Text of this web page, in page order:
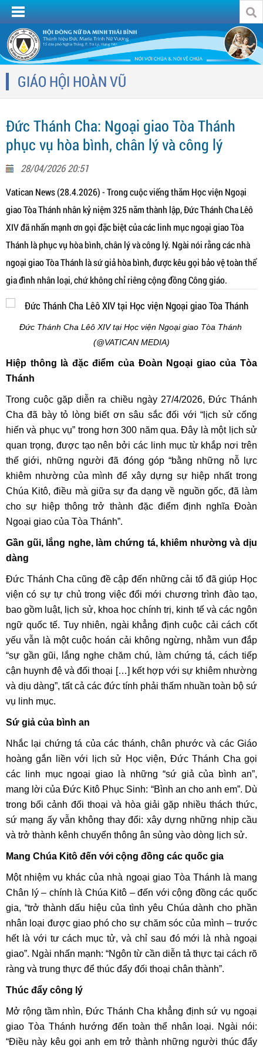
GIÁO HỘI HOÀN VŨ
Đức Thánh Cha: Ngoại giao Tòa Thánh
phục vụ hòa bình, chân lý và công lý
28/04/2026 20:51
Vatican News (28.4.2026) - Trong cuộc viếng thăm Học viện Ngoại
giao Tòa Thánh nhân kỷ niệm 325 năm thành lập, Đức Thánh Cha Lêô
XIV đã nhấn mạnh ơn gọi đặc biệt của các linh mục ngoại giao Tòa
Thánh là phục vụ hòa bình, chân lý và công lý. Ngài nói rằng các nhà
ngoại giao Tòa Thánh là sứ giả hòa bình, được kêu gọi bảo vệ toàn thể
gia đình nhân loại, chứ không chỉ riêng cộng đồng Công giáo.
Đức Thánh Cha Lêô XIV tại Học viện Ngoại giao Tòa Thánh
(@VATICAN MEDIA)
Hiệp thông là đặc điểm của Đoàn Ngoại giao của Tòa
Thánh
Trong cuộc gặp diễn ra chiều ngày 27/4/2026, Đức Thánh
Cha đã bày tỏ lòng biết ơn sâu sắc đối với “lịch sử cống
hiến và phục vụ” trong hơn 300 năm qua. Đây là một lịch sử
quan trọng, được tạo nên bởi các linh mục từ khắp nơi trên
thế giới, những người đã đóng góp “bằng những nỗ lực
khiêm nhường của mình để xây dựng sự hiệp nhất trong
Chúa Kitô, điều mà giữa sự đa dạng về nguồn gốc, đã làm
cho sự hiệp thông trở thành đặc điểm định nghĩa Đoàn
Ngoại giao của Tòa Thánh”.
Gần gũi, lắng nghe, làm chứng tá, khiêm nhường và dịu
dàng
Đức Thánh Cha cũng đề cập đến những cải tổ đã giúp Học
viện có sự tự chủ trong việc đổi mới chương trình đào tạo,
bao gồm luật, lịch sử, khoa học chính trị, kinh tế và các ngôn
ngữ quốc tế. Tuy nhiên, ngài khẳng định cuộc cải cách cốt
yếu vẫn là một cuộc hoán cải không ngừng, nhằm vun đắp
“sự gần gũi, lắng nghe chăm chú, làm chứng tá, cách tiếp
cận huynh đệ và đối thoại […] kết hợp với sự khiêm nhường
và dịu dàng”, tất cả các đức tính phải thấm nhuần toàn bộ sứ
vụ linh mục.
Sứ giả của bình an
Nhắc lại chứng tá của các thánh, chân phước và các Giáo
hoàng gắn liền với lịch sử Học viện, Đức Thánh Cha gọi
các linh mục ngoại giao là những “sứ giả của bình an”,
mang lời của Đức Kitô Phục Sinh: “Bình an cho anh em”. Dù
trong bối cảnh đối thoại và hòa giải gặp nhiều thách thức,
sứ mạng ấy vẫn không thay đổi: xây dựng những nhịp cầu
và trở thành kênh chuyển thông ân sủng vào dòng lịch sử.
Mang Chúa Kitô đến với cộng đồng các quốc gia
Một nhiệm vụ khác của nhà ngoại giao Tòa Thánh là mang
Chân lý – chính là Chúa Kitô – đến với cộng đồng các quốc
gia, “trở thành dấu hiệu của tình yêu Chúa dành cho phần
nhân loại được giao phó cho sự chăm sóc của mình – trước
hết là với tư cách mục tử, và chỉ sau đó mới là nhà ngoại
giao”. Ngài nhấn mạnh: “Ngôn từ cần diễn tả thực tại cách rõ
ràng và trung thực để thúc đẩy đối thoại chân thành”.
Thúc đẩy công lý
Mở rộng tầm nhìn, Đức Thánh Cha khẳng định sứ vụ ngoại
giao Tòa Thánh hướng đến toàn thể nhân loại. Ngài nói:
“Điều này kêu gọi anh em trở thành những người thúc đẩy